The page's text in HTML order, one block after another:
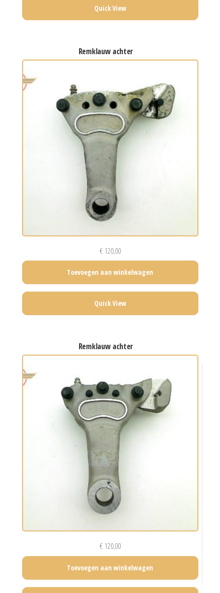
Quick View
remklauw achter
€120,00
Toevoegen aan winkelwagen
Quick View
remklauw achter
€120,00
Toevoegen aan winkelwagen